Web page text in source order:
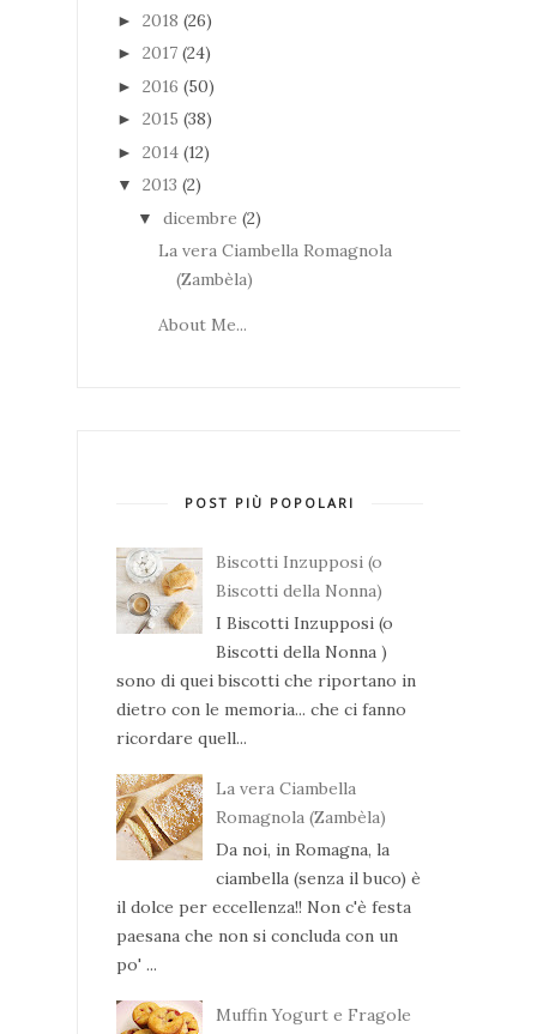
► 2018 (26)
► 2017 (24)
► 2016 (50)
► 2015 (38)
► 2014 (12)
▼ 2013 (2)
▼ dicembre (2)
La vera Ciambella Romagnola
(Zambèla)
About Me...
POST PIÙ POPOLARI
Biscotti Inzupposi (o
Biscotti della Nonna)
I Biscotti Inzupposi (o
Biscotti della Nonna )
sono di quei biscotti che riportano in
dietro con le memoria... che ci fanno
ricordare quell...
La vera Ciambella
Romagnola (Zambèla)
Da noi, in Romagna, la
ciambella (senza il buco) è
il dolce per eccellenza!! Non c'è festa
paesana che non si concluda con un
po' ...
Muffin Yogurt e Fragole